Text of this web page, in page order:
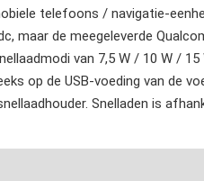
telefoons / navigatie-
maar de meegeleverde
van 7,5 W / 10 W / 15
op de USB-voeding van de
Snelladen is